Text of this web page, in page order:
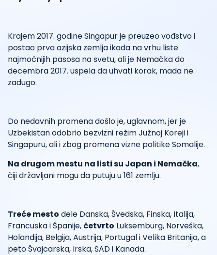
Krajem 2017. godine Singapur je preuzeo vođstvo i
postao prva azijska zemlja ikada na vrhu liste
najmoćnijih pasosa na svetu, ali je Nemačka do
decembra 2017. uspela da uhvati korak, mada ne
zadugo.
Do nedavnih promena došlo je, uglavnom, jer je
Uzbekistan odobrio bezvizni režim Južnoj Koreji i
Singapuru, ali i zbog promena vizne politike Somalije.
Na drugom mestu na listi su Japan i Nemačka,
čiji državljani mogu da putuju u 161 zemlju.
Treće mesto dele Danska, Švedska, Finska, Italija,
Francuska i Španije, četvrto Luksemburg, Norveška,
Holandija, Belgija, Austrija, Portugal i Velika Britanija, a
peto Švajcarska, Irska, SAD i Kanada.